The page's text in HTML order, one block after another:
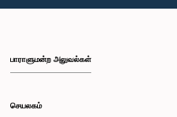
பாராளுமன்ற அலுவல்கள்
செயலகம்